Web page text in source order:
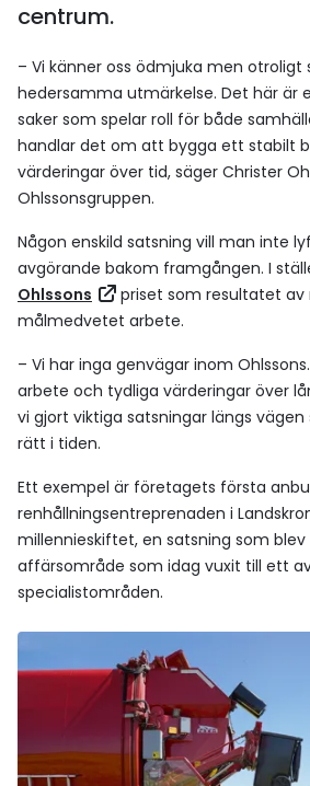
centrum.
– Vi känner oss ödmjuka men
hedersamma utmärkelse. Det här är
saker som spelar roll för både
handlar det om att bygga ett stabilt
värderingar över tid, säger Christer
Ohlssonsgruppen.
Någon enskild satsning vill man inte
avgörande bakom framgången. I
Ohlssons
priset som resultatet av
målmedvetet arbete.
– Vi har inga genvägar inom
arbete och tydliga värderingar över
vi gjort viktiga satsningar längs vägen
rätt i tiden.
Ett exempel är företagets första
renhållningsentreprenaden i
millennieskiftet, en satsning som
affärsområde som idag vuxit till ett
specialistområden.